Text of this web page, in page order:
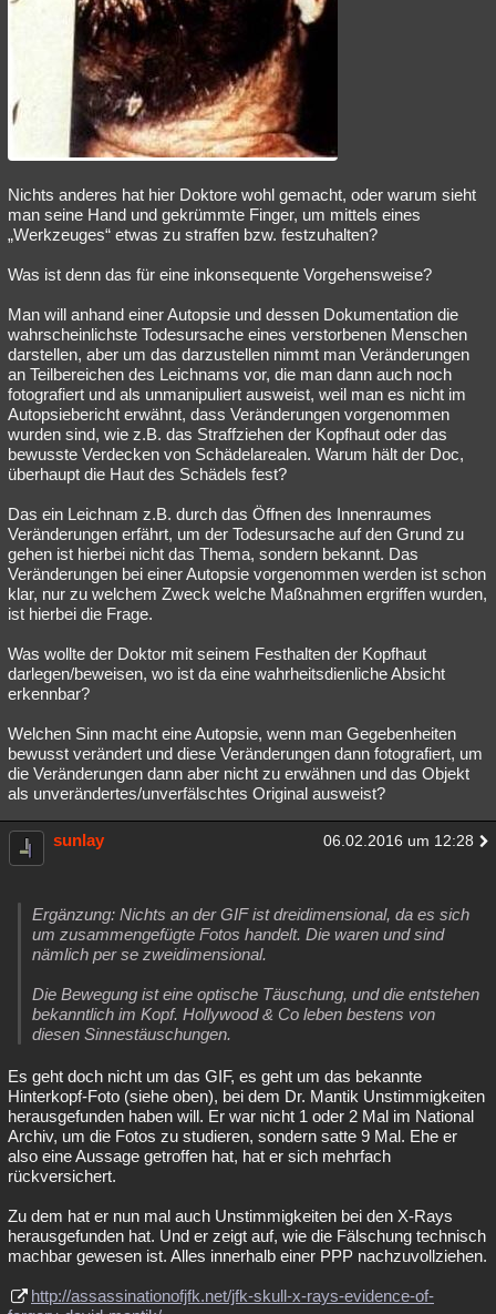
Nichts anderes hat hier Doktore wohl gemacht, oder warum sieht
man seine Hand und gekrümmte Finger, um mittels eines
„Werkzeuges“ etwas zu straffen bzw. festzuhalten?
Was ist denn das für eine inkonsequente Vorgehensweise?
Man will anhand einer Autopsie und dessen Dokumentation die
wahrscheinlichste Todesursache eines verstorbenen Menschen
darstellen, aber um das darzustellen nimmt man Veränderungen
an Teilbereichen des Leichnams vor, die man dann auch noch
fotografiert und als unmanipuliert ausweist, weil man es nicht im
Autopsiebericht erwähnt, dass Veränderungen vorgenommen
wurden sind, wie z.B. das Straffziehen der Kopfhaut oder das
bewusste Verdecken von Schädelarealen. Warum hält der Doc,
überhaupt die Haut des Schädels fest?
Das ein Leichnam z.B. durch das Öffnen des Innenraumes
Veränderungen erfährt, um der Todesursache auf den Grund zu
gehen ist hierbei nicht das Thema, sondern bekannt. Das
Veränderungen bei einer Autopsie vorgenommen werden ist schon
klar, nur zu welchem Zweck welche Maßnahmen ergriffen wurden,
ist hierbei die Frage.
Was wollte der Doktor mit seinem Festhalten der Kopfhaut
darlegen/beweisen, wo ist da eine wahrheitsdienliche Absicht
erkennbar?
Welchen Sinn macht eine Autopsie, wenn man Gegebenheiten
bewusst verändert und diese Veränderungen dann fotografiert, um
die Veränderungen dann aber nicht zu erwähnen und das Objekt
als unverändertes/unverfälschtes Original ausweist?
sunlay 06.02.2016 um 12:28
Ergänzung: Nichts an der GIF ist dreidimensional, da es sich
um zusammengefügte Fotos handelt. Die waren und sind
nämlich per se zweidimensional.
Die Bewegung ist eine optische Täuschung, und die entstehen
bekanntlich im Kopf. Hollywood & Co leben bestens von
diesen Sinnestäuschungen.
Es geht doch nicht um das GIF, es geht um das bekannte
Hinterkopf-Foto (siehe oben), bei dem Dr. Mantik Unstimmigkeiten
herausgefunden haben will. Er war nicht 1 oder 2 Mal im National
Archiv, um die Fotos zu studieren, sondern satte 9 Mal. Ehe er
also eine Aussage getroffen hat, hat er sich mehrfach
rückversichert.
Zu dem hat er nun mal auch Unstimmigkeiten bei den X-Rays
herausgefunden hat. Und er zeigt auf, wie die Fälschung technisch
machbar gewesen ist. Alles innerhalb einer PPP nachzuvollziehen.
http://assassinationofjfk.net/jfk-skull-x-rays-evidence-of-